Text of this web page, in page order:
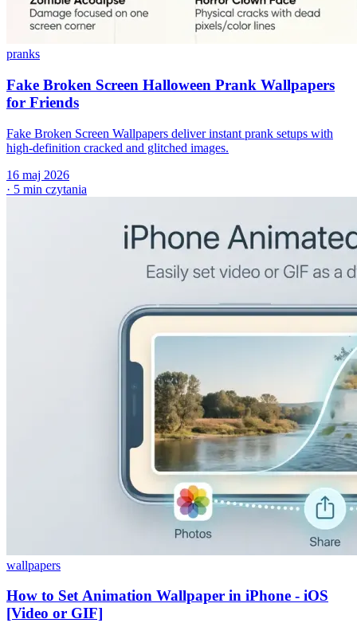
pranks
Fake Broken Screen Halloween Prank Wallpapers
for Friends
Fake Broken Screen Wallpapers deliver instant prank setups with
high-definition cracked and glitched images.
16 maj 2026
· 5 min czytania
wallpapers
How to Set Animation Wallpaper in iPhone - iOS
[Video or GIF]